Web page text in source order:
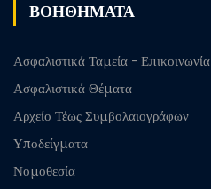
ΒΟΗΘΗΜΑΤΑ
Ασφαλιστικά Ταμεία - Επικοινωνία
Ασφαλιστικά Θέματα
Αρχείο Τέως Συμβολαιογράφων
Υποδείγματα
Νομοθεσία